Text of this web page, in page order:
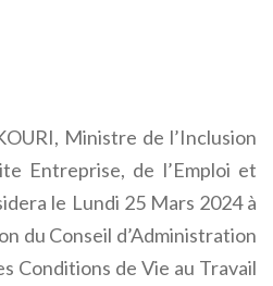
Ministre de l’Inclusion
Entreprise, de l’Emploi et
le Lundi 25 Mars 2024 à
du Conseil d’Administration
Conditions de Vie au Travail